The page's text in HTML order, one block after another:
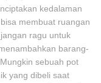
kedalaman
membuat ruangan
ragu untuk
barang-
sebuah pot
yang dibeli saat